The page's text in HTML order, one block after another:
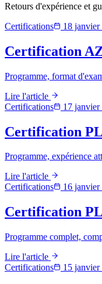
Retours d'expérience et
Certifications
18 janvier
Certification
Programme, format
Lire l'article
Certifications
17 janvier
Certification
Programme, expérience
Lire l'article
Certifications
16 janvier
Certification
Programme complet,
Lire l'article
Certifications
15 janvier